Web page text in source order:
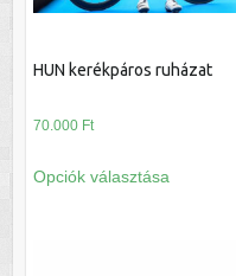
HUN kerékpáros ruházat
70.000 Ft
Opciók választása
a